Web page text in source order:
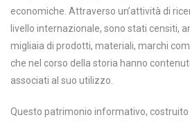
economiche. Attraverso un’attività di
livello internazionale, sono stati censiti,
migliaia di prodotti, materiali, marchi
che nel corso della storia hanno
associati al suo utilizzo.
Questo patrimonio informativo,